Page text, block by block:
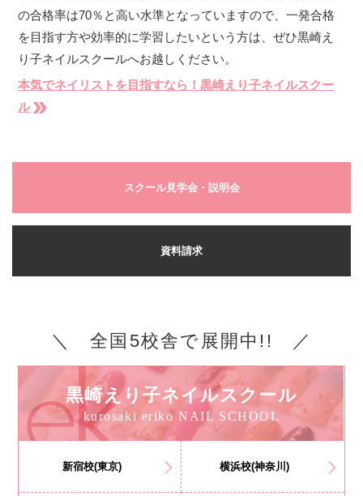
の合格率は70％と高い水準となっていますので、一発合格
を目指す方や効率的に学習したいという方は、ぜひ黒崎え
り子ネイルスクールへお越しください。
本気でネイリストを目指すなら！黒崎えり子ネイルスクー
ルdouble_arrow
スクール見学会・説明会
資料請求
＼ 全国5校舎で展開中!! ／
黒崎えり子ネイルスクール
kurosaki eriko NAIL SCHOOL
新宿校(東京) 横浜校(神奈川)